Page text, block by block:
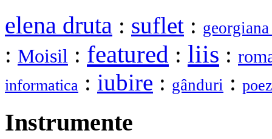
elena druta : suflet :
: Moisil : featured : liis :
informatica : iubire : gânduri :
Instrumente